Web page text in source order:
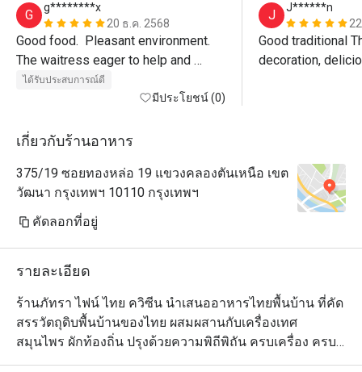
G
g********x
20 ธ.ค. 2568
Good food.  Pleasant environment.
The waitress eager to help and
recommend dishes
ได้รับประสบการณ์ดี
มีประโยชน์ (0)
J
J******n
Good traditional
decoration,
เกี่ยวกับร้านอาหาร
375/19 ซอยทองหล่อ 19 แขวงคลองตันเหนือ เขต
วัฒนา กรุงเทพฯ 10110 กรุงเทพฯ
คัดลอกที่อยู่
รายละเอียด
ร้านภัทรา ไฟน์ ไทย ควิซีน นำเสนออาหารไทยพื้นบ้าน ที่คัด
สรรวัตถุดิบพื้นบ้านของไทย ผสมผสานกับเครื่องเทศ
สมุนไพร ผักท้องถิ่น ปรุงด้วยความพิถีพิถัน ครบเครื่อง ครบ
รส เพื่อรังสรรค์เมนูความอร่อย  ชูเอกลักษณ์วิถีไทย ผ่าน